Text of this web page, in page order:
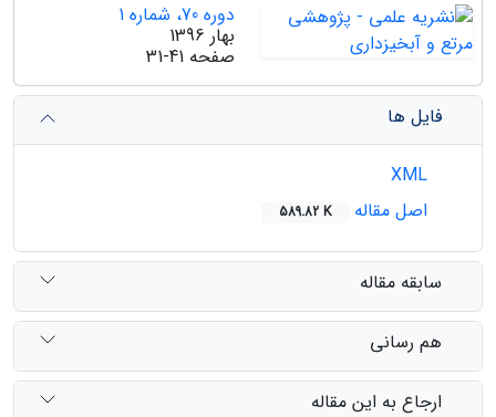
دوره 70، شماره 1
بهار 1396
صفحه 31-41
فایل ها
اصل مقاله
589.82 K
سابقه مقاله
هم رسانی
ارجاع به این مقاله